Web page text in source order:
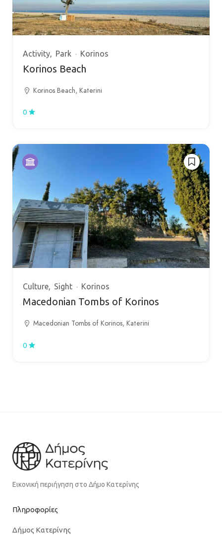
Activity Park Korinos
Korinos Beach
Korinos Beach, Katerini
0
Culture Sight Korinos
Macedonian Tombs of Korinos
Macedonian Tombs of Korinos, Katerini
0
Εικονική περιήγηση στο Δήμο Κατερίνης
Πληροφορίες
Δήμος Κατερίνης